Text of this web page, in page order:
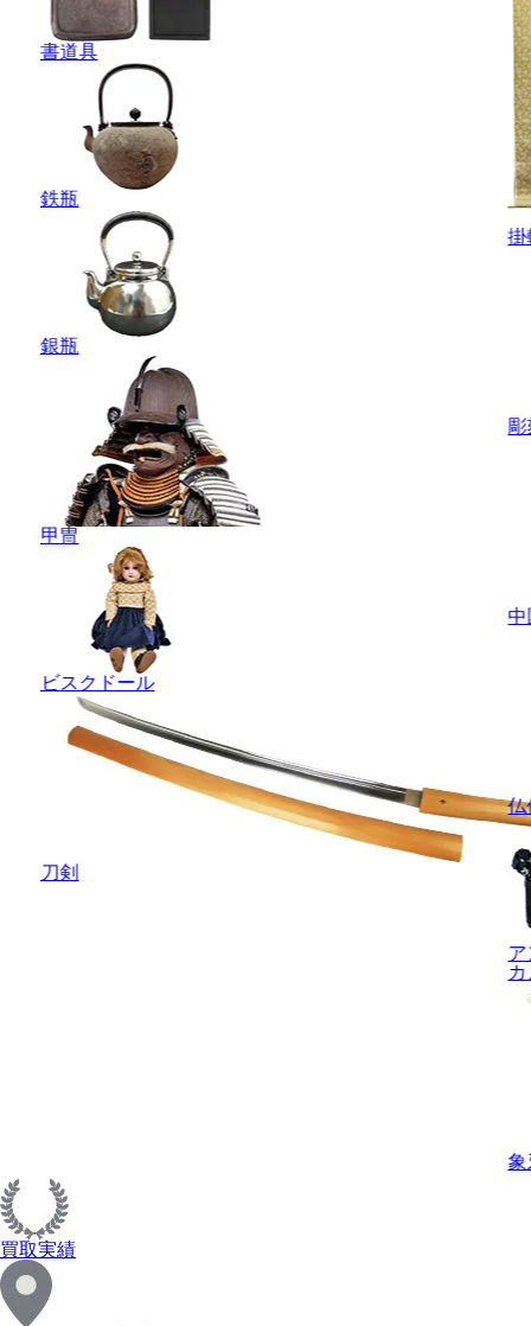
書道具
鉄瓶
銀瓶
甲冑
ビスクドール
刀剣
掛
彫
中
仏
ア
象
買取実績